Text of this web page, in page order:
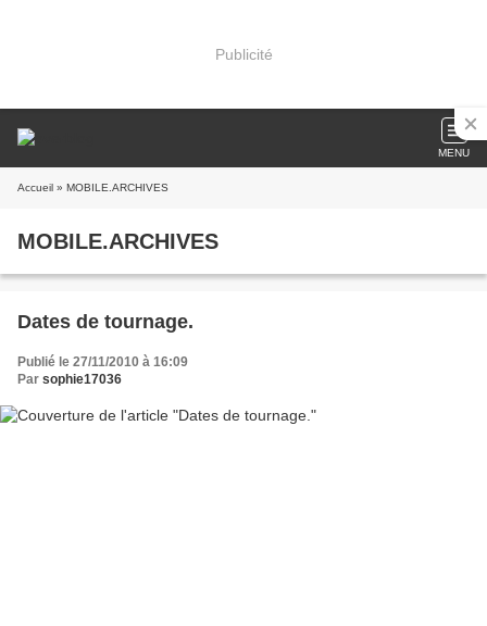
Publicité
MENU
Accueil » MOBILE.ARCHIVES
MOBILE.ARCHIVES
Dates de tournage.
Publié le 27/11/2010 à 16:09
Par sophie17036